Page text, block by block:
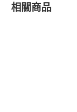
相關商品